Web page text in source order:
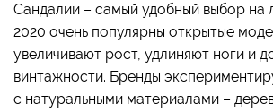
Сандалии – самый удобный выбор на
2020 очень популярны открытые
увеличивают рост, удлиняют ноги и
винтажности. Бренды
с натуральными материалами –